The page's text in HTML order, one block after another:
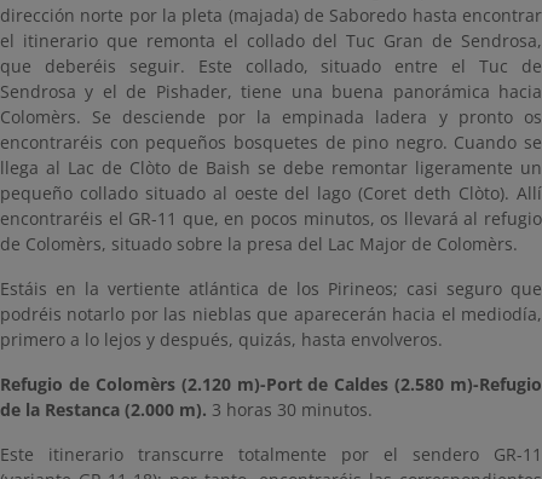
dirección norte por la pleta (majada) de Saboredo hasta encontrar
el itinerario que remonta el collado del Tuc Gran de Sendrosa,
que deberéis seguir. Este collado, situado entre el Tuc de
Sendrosa y el de Pishader, tiene una buena panorámica hacia
Colomèrs. Se desciende por la empinada ladera y pronto os
encontraréis con pequeños bosquetes de pino negro. Cuando se
llega al Lac de Clòto de Baish se debe remontar ligeramente un
pequeño collado situado al oeste del lago (Coret deth Clòto). Allí
encontraréis el GR-11 que, en pocos minutos, os llevará al refugio
de Colomèrs, situado sobre la presa del Lac Major de Colomèrs.
Estáis en la vertiente atlántica de los Pirineos; casi seguro que
podréis notarlo por las nieblas que aparecerán hacia el mediodía,
primero a lo lejos y después, quizás, hasta envolveros.
Refugio de Colomèrs (2.120 m)-Port de Caldes (2.580 m)-Refugio
de la Restanca (2.000 m). 3 horas 30 minutos.
Este itinerario transcurre totalmente por el sendero GR-11